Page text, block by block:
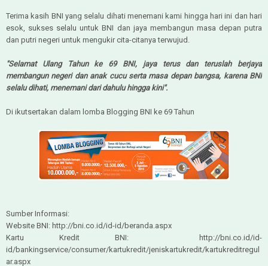
Terima kasih BNI yang selalu dihati menemani kami hingga hari ini dan hari
esok, sukses selalu untuk BNI dan jaya membangun masa depan putra
dan putri negeri untuk mengukir cita-citanya terwujud.
"Selamat Ulang Tahun ke 69 BNI, jaya terus dan teruslah berjaya
membangun negeri dan anak cucu serta masa depan bangsa, karena BNI
selalu dihati, menemani dari dahulu hingga kini".
Di ikutsertakan dalam lomba Blogging BNI ke 69 Tahun
Sumber Informasi:
Website BNI: http://bni.co.id/id-id/beranda.aspx
Kartu Kredit BNI: http://bni.co.id/id-
id/bankingservice/consumer/kartukredit/jeniskartukredit/kartukreditregul
ar.aspx